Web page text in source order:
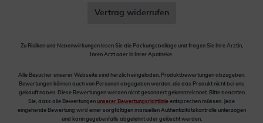
Vertrag widerrufen
Zu Risiken und Nebenwirkungen lesen Sie die Packungsbeilage und fragen Sie Ihre Ärztin,
Ihren Arzt oder in Ihrer Apotheke.
Alle Besucher unserer Webseite sind herzlich eingeladen, Produktbewertungen abzugeben.
Bewertungen können auch von Personen abgegeben werden, die das Produkt nicht bei uns
gekauft haben. Diese Bewertungen werden nicht gesondert gekennzeichnet. Bitte beachten
Sie, dass alle Bewertungen unserer Bewertungsrichtlinie entsprechen müssen. Jede
eingehende Bewertung wird einer sorgfältigen manuellen Authentizitätskontrolle unterzogen
und kann gegebenfalls abgelehnt oder gelöscht werden.